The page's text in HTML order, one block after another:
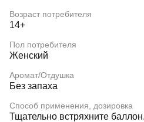
Возраст потребителя
14+
Пол потребителя
Женский
Аромат/Отдушка
Без запаха
Способ применения, дозировка
Тщательно встряхните